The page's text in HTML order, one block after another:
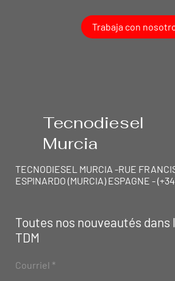
Trabaja con
TEC
Tecnodiesel
Murcia
Toutes nos nouveautés
TDM
Courriel
TECNODIESEL MURCIA -RUE
ESPINARDO (MURCIA) ESPAGNE -